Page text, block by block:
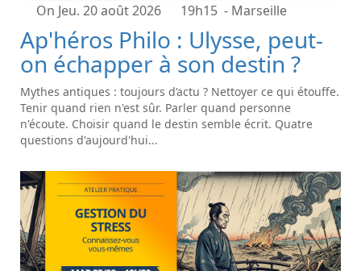
On Jeu. 20 août 2026 19h15 - Marseille
Ap'héros Philo : Ulysse, peut-
on échapper à son destin ?
Mythes antiques : toujours d’actu ? Nettoyer ce qui étouffe.
Tenir quand rien n'est sûr. Parler quand personne
n'écoute. Choisir quand le destin semble écrit. Quatre
questions d'aujourd'hui...